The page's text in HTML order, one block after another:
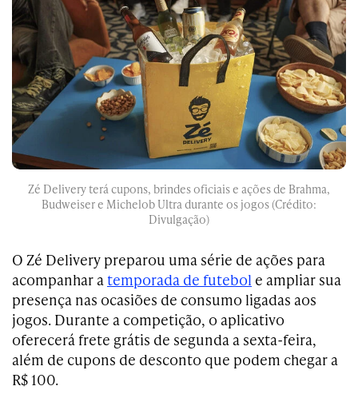
Zé Delivery terá cupons, brindes oficiais e ações de Brahma,
Budweiser e Michelob Ultra durante os jogos (Crédito:
Divulgação)
O Zé Delivery preparou uma série de ações para
acompanhar a temporada de futebol e ampliar sua
presença nas ocasiões de consumo ligadas aos
jogos. Durante a competição, o aplicativo
oferecerá frete grátis de segunda a sexta-feira,
além de cupons de desconto que podem chegar a
R$ 100.